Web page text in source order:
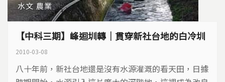
水文 農業
【中科三期】峰迴圳轉｜貫穿新社台地的白冷圳
2010-03-08
八十年前，新社台地還是沒有水源灌溉的看天田，日據